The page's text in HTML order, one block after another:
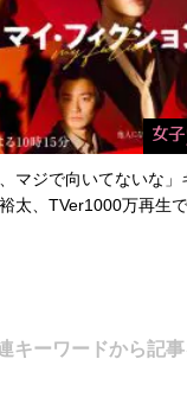
、マジで向いてないな」
太、TVer1000万再生
キーワードから記事